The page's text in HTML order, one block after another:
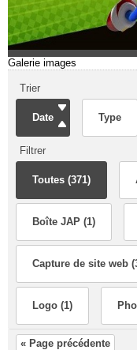
Galerie images
Trier
Date Type
Filtrer
Toutes (371)
Boîte JAP (1)
Capture de site web
Logo (1)
« Page précédente